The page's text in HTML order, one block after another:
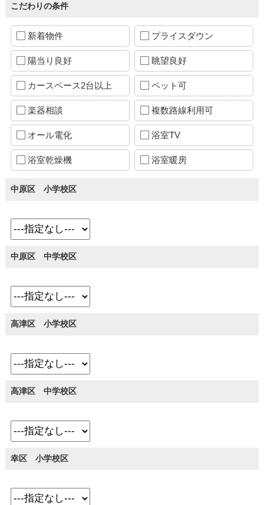
こだわりの条件
新着物件 プライスダウン
陽当り良好 眺望良好
カースペース2台以上 ペット可
楽器相談 複数路線利用可
オール電化 浴室TV
浴室乾燥機 浴室暖房
中原区 小学校区
中原区 中学校区
高津区 小学校区
高津区 中学校区
幸区 小学校区